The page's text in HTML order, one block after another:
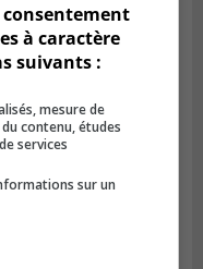
consentement
à caractère
suivants :
mesure de
contenu, études
services
sur un